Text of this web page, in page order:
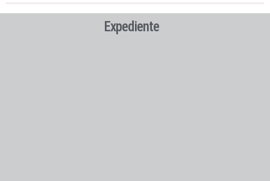
Expediente